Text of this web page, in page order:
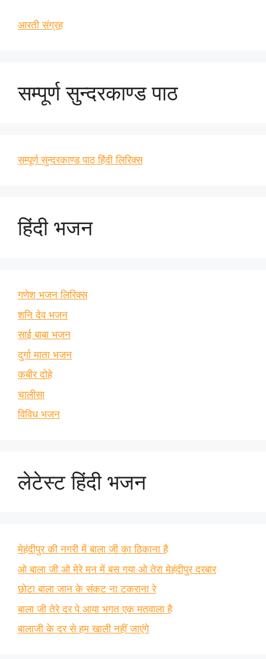
आरती संग्रह
सम्पूर्ण सुन्दरकाण्ड पाठ
सम्पूर्ण सुन्दरकाण्ड पाठ हिंदी लिरिक्स
हिंदी भजन
गणेश भजन लिरिक्स
शनि देव भजन
साई बाबा भजन
दुर्गा माता भजन
कबीर दोहे
चालीसा
विविध भजन
लेटेस्ट हिंदी भजन
मेहंदीपुर की नगरी में बाला जी का ठिकाना है
ओ बाला जी ओ मेरे मन में बस गया ओ तेरा मेहंदीपुर दरबार
छोटा बाला जान के संकट ना टकराना रे
बाला जी तेरे दर पे आया भगत एक मतवाला है
बालाजी के दर से हम खाली नहीं जाएंगे